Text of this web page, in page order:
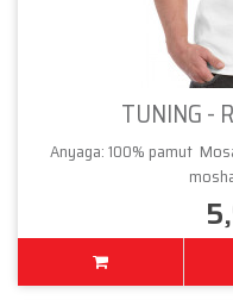
TUNING -
Anyaga: 100% pamut